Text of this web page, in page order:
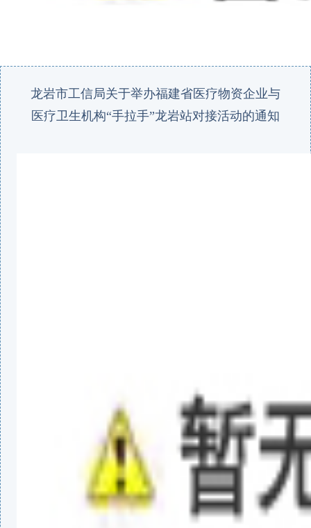
龙岩市工信局关于举办福建省医疗物资企业与
医疗卫生机构“手拉手”龙岩站对接活动的通知